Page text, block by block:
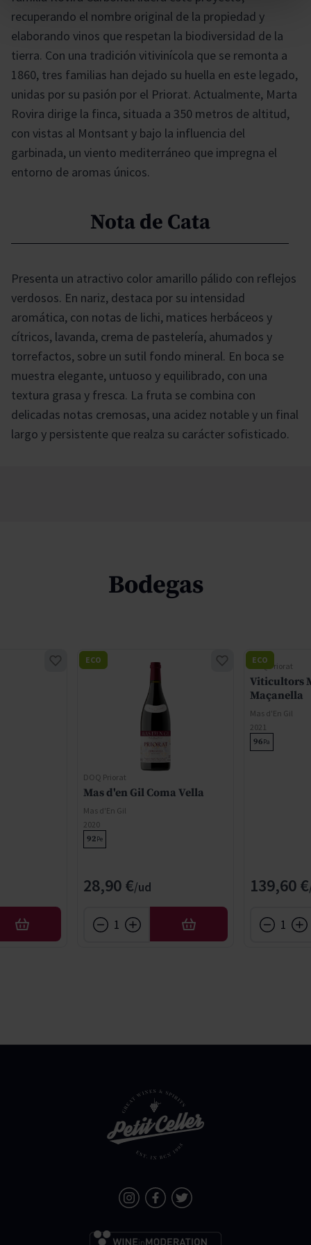
recuperando el nombre original de la propiedad y
elaborando vinos que respetan la biodiversidad de la
tierra. Con una tradición vitivinícola que se remonta a
1860, tres familias han dejado su huella en este legado,
unidas por su pasión por el Priorat. Actualmente, Marta
Rovira dirige la finca, situada a 350 metros de altitud,
con vistas al Montsant y bajo la influencia del
garbinada, un viento mediterráneo que impregna el
entorno de aromas únicos.
Nota de Cata
Presenta un atractivo color amarillo pálido con reflejos
verdosos. En nariz, destaca por su intensidad
aromática, con notas de lichi, matices herbáceos y
cítricos, lavanda, crema de pastelería, ahumados y
torrefactos, sobre un sutil fondo mineral. En boca se
muestra elegante, untuoso y equilibrado, con una
textura grasa y fresca. La fruta se combina con
delicadas notas cremosas, una acidez notable y un final
largo y persistente que realza su carácter sofisticado.
Bodegas
AÑADIR
DOQ Priorat
Mas d'en Gil Coma Vella
Mas d'En Gil
2020
92Pe
28,90 €
ECO
AÑADIR
DOQ Priorat
Viticultors
Maçanella
Mas d'En Gil
2021
96Pa
139,60 €
ECO